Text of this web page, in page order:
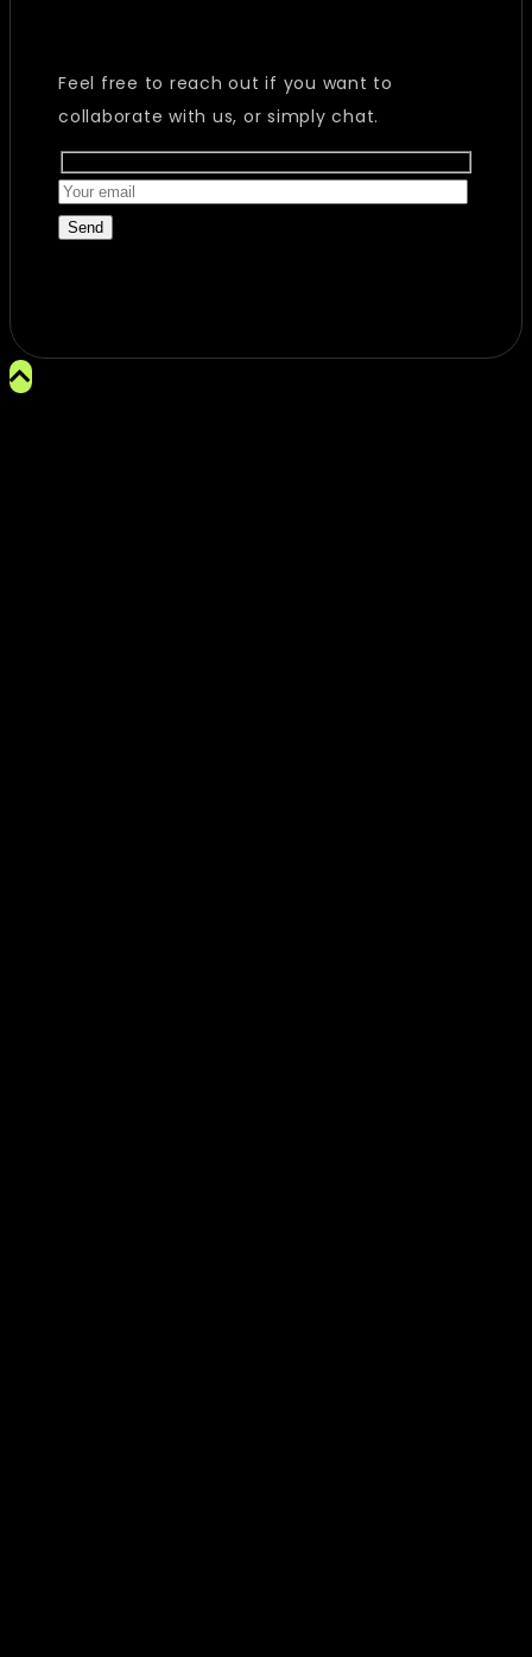
Feel free to reach out if you want to
collaborate with us, or simply chat.
Send